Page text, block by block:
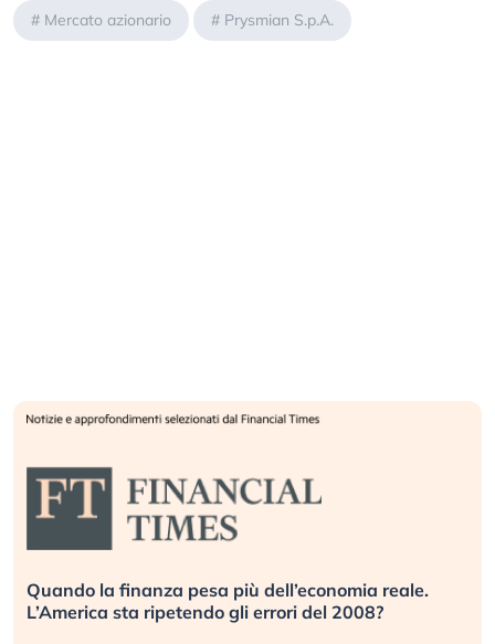
# Mercato azionario # Prysmian S.p.A.
Quando la finanza pesa più dell’economia reale.
L’America sta ripetendo gli errori del 2008?